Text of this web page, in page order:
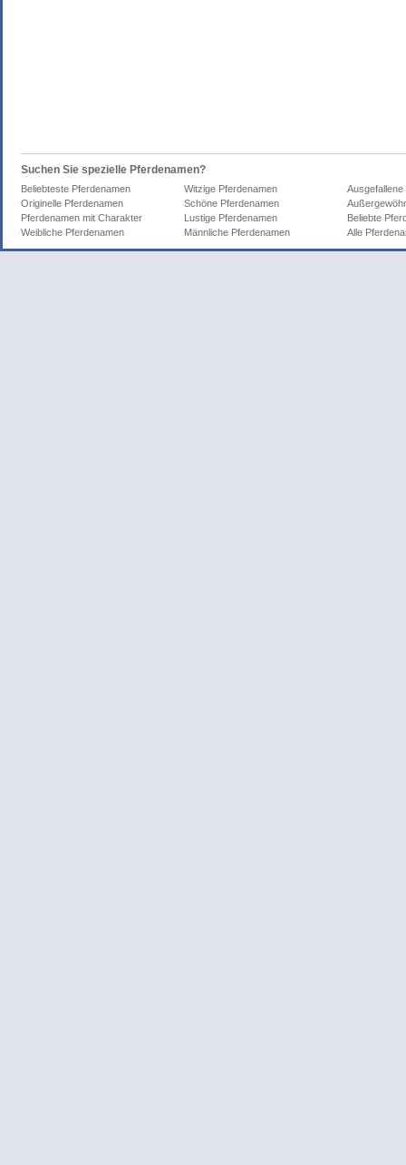
Suchen Sie spezielle Pferdenamen?
Beliebteste Pferdenamen Witzige Pferdenamen
Originelle Pferdenamen
Schöne Pferdenamen
Pferdenamen mit Charakter
Lustige Pferdenamen
Beliebte
Weibliche Pferdenamen
Männliche Pferdenamen Alle